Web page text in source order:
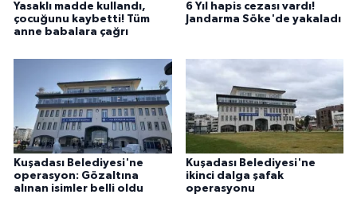
Yasaklı madde kullandı,
çocuğunu kaybetti! Tüm
anne babalara çağrı
6 Yıl hapis cezası vardı!
Jandarma Söke'de yakaladı
Kuşadası Belediyesi'ne
operasyon: Gözaltına
alınan isimler belli oldu
Kuşadası Belediyesi'ne
ikinci dalga şafak
operasyonu